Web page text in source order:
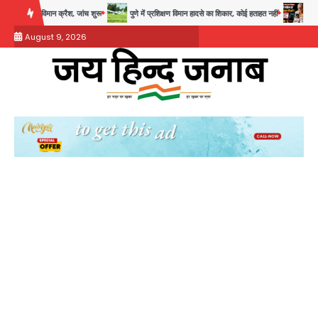
content
जांच शुरू पुणे में प्रशिक्षण विमान हादसे का शिकार, कोई हताहत नहीं Greater Noida
August 9, 2026